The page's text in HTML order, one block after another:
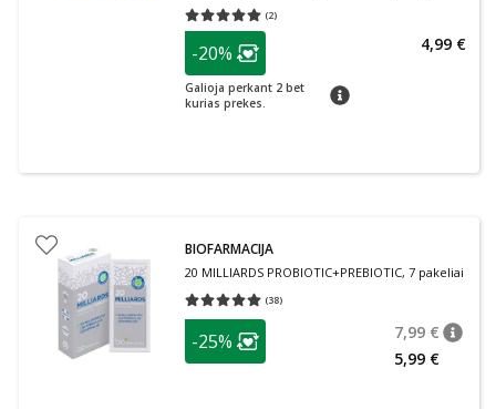
(2)
Vidutinis įvertinimas 5.00
patarimas
Lojalumo klubo narių nuolaida
-20%
Galioja perkant 2 bet
kurias prekes.
patarimas
4,99 €
BIOFARMACIJA
20 MILLIARDS PROBIOTIC+PREBIOTIC, 7 pakeliai
(38)
Vidutinis įvertinimas 5.00
patarimas
Lojalumo klubo narių nuolaida
-25% 7,99 €
5,99 €